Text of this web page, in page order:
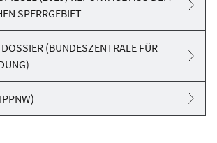
ist reduziert.7
+ Fukushima Research Initiative, Summary,
SPERRGEBIET
(BUNDESZENTRALE FÜR